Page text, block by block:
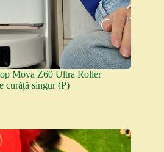
Mova Z60 Ultra Roller
curăță singur (P)